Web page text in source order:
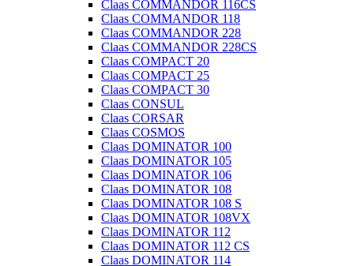
Claas COMMANDOR 116CS
Claas COMMANDOR 118
Claas COMMANDOR 228
Claas COMMANDOR 228CS
Claas COMPACT 20
Claas COMPACT 25
Claas COMPACT 30
Claas CONSUL
Claas CORSAR
Claas COSMOS
Claas DOMINATOR 100
Claas DOMINATOR 105
Claas DOMINATOR 106
Claas DOMINATOR 108
Claas DOMINATOR 108 S
Claas DOMINATOR 108VX
Claas DOMINATOR 112
Claas DOMINATOR 112 CS
Claas DOMINATOR 114